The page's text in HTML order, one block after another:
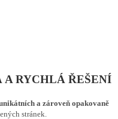
A RYCHLÁ ŘEŠENÍ
a zároveň opakovaně
stránek.